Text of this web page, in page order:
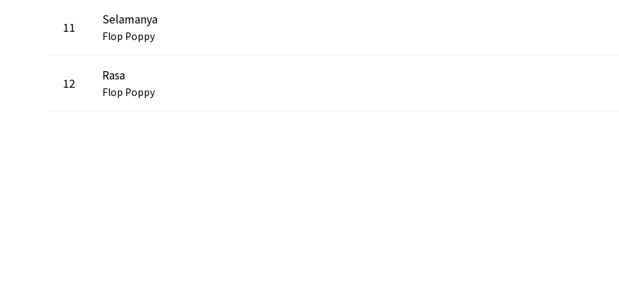
11 Selamanya
Flop Poppy
12 Rasa
Flop Poppy